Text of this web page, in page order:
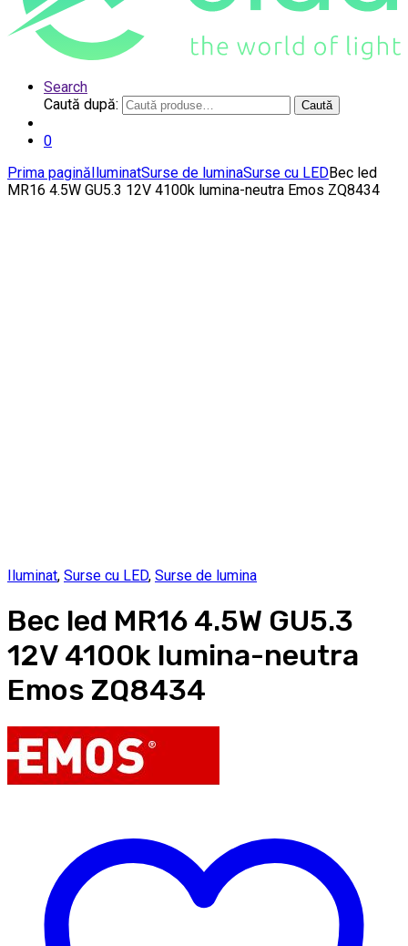
Search
Caută după:
Caută
0
Prima paginăIluminatSurse de luminaSurse cu LEDBec led
MR16 4.5W GU5.3 12V 4100k lumina-neutra Emos ZQ8434
Iluminat, Surse cu LED, Surse de lumina
Bec led MR16 4.5W GU5.3
12V 4100k lumina-neutra
Emos ZQ8434